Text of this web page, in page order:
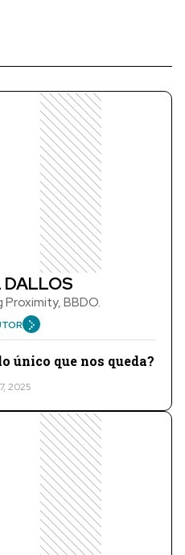
DALLOS
Proximity, BBDO.
único que nos queda?
2025